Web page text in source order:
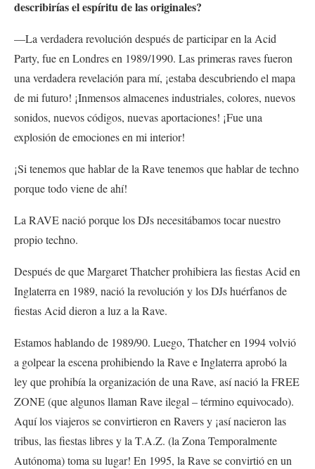
describirías el espíritu de las originales?
—La verdadera revolución después de participar en la Acid
Party, fue en Londres en 1989/1990. Las primeras raves fueron
una verdadera revelación para mí, ¡estaba descubriendo el mapa
de mi futuro! ¡Inmensos almacenes industriales, colores, nuevos
sonidos, nuevos códigos, nuevas aportaciones! ¡Fue una
explosión de emociones en mi interior!
¡Si tenemos que hablar de la Rave tenemos que hablar de techno
porque todo viene de ahí!
La RAVE nació porque los DJs necesitábamos tocar nuestro
propio techno.
Después de que Margaret Thatcher prohibiera las fiestas Acid en
Inglaterra en 1989, nació la revolución y los DJs huérfanos de
fiestas Acid dieron a luz a la Rave.
Estamos hablando de 1989/90. Luego, Thatcher en 1994 volvió
a golpear la escena prohibiendo la Rave e Inglaterra aprobó la
ley que prohibía la organización de una Rave, así nació la FREE
ZONE (que algunos llaman Rave ilegal – término equivocado).
Aquí los viajeros se convirtieron en Ravers y ¡así nacieron las
tribus, las fiestas libres y la T.A.Z. (la Zona Temporalmente
Autónoma) toma su lugar! En 1995, la Rave se convirtió en un